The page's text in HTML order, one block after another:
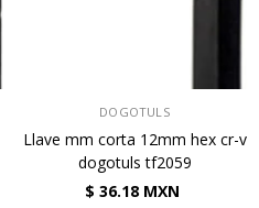
DOGOTULS
Llave mm corta 12mm hex cr-v
dogotuls tf2059
$ 36.18 MXN